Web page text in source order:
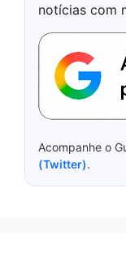
notícias com
Acompanhe o
(Twitter).